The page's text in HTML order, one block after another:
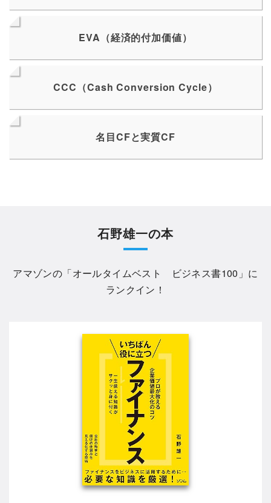
EVA（経済的付加価値）
CCC（Cash Conversion Cycle）
名目CFと実質CF
石野雄一の本
アマゾンの「オールタイムベスト ビジネス書100 」に
ランクイン！